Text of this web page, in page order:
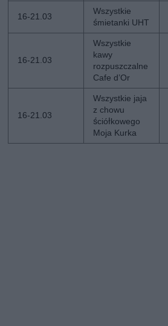
16-21.03
Wszystkie
śmietanki UHT
16-21.03
Wszystkie
kawy
rozpuszczalne
Cafe d’Or
16-21.03
Wszystkie jaja
z chowu
ściółkowego
Moja Kurka